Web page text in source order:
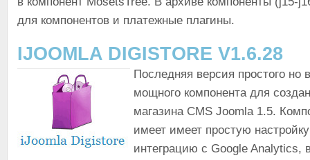
для компонентов и платежные плагины.
IJOOMLA DIGISTORE V1.6.28
Последняя версия простого но
мощного компонента для
магазина CMS Joomla 1.5.
имеет имеет простую
интеграцию с Google Analytics,